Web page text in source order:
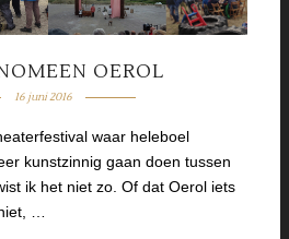
OEROL
16 juni 2016
waar heleboel
kunstzinnig gaan doen tussen
ik het niet zo. Of dat Oerol iets
…